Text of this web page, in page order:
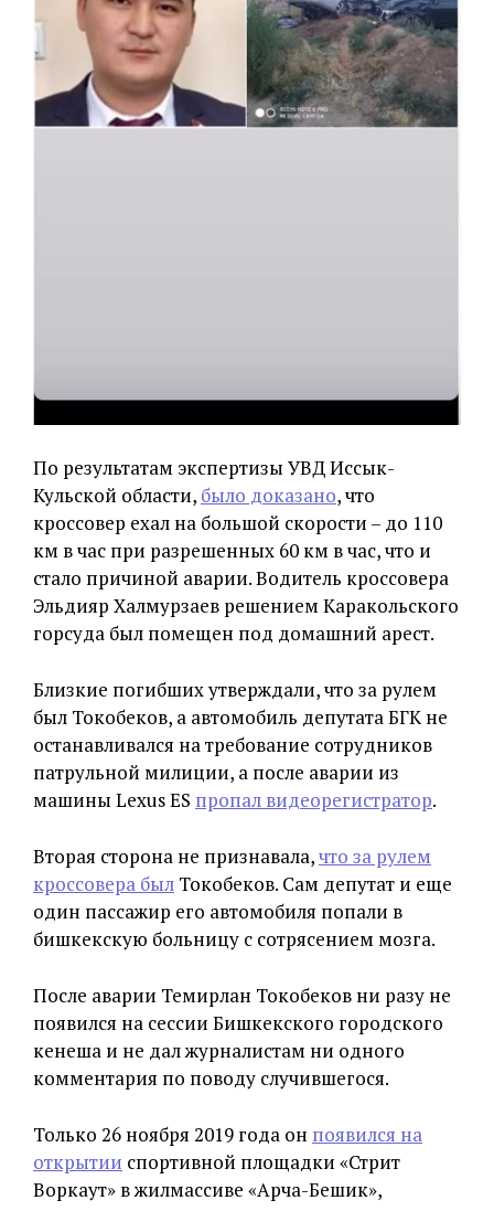
По результатам экспертизы УВД Иссык-
Кульской области, было доказано, что
кроссовер ехал на большой скорости – до 110
км в час при разрешенных 60 км в час, что и
стало причиной аварии. Водитель кроссовера
Эльдияр Халмурзаев решением Каракольского
горсуда был помещен под домашний арест.
Близкие погибших утверждали, что за рулем
был Токобеков, а автомобиль депутата БГК не
останавливался на требование сотрудников
патрульной милиции, а после аварии из
машины Lexus ES пропал видеорегистратор.
Вторая сторона не признавала,что за рулем
кроссовера был Токобеков. Сам депутат и еще
один пассажир его автомобиля попали в
бишкекскую больницу с сотрясением мозга.
После аварии Темирлан Токобеков ни разу не
появился на сессии Бишкекского городского
кенеша и не дал журналистам ни одного
комментария по поводу случившегося.
Только 26 ноября 2019 года он появился на
открытии спортивной площадки «Стрит
Воркаут» в жилмассиве «Арча-Бешик»,